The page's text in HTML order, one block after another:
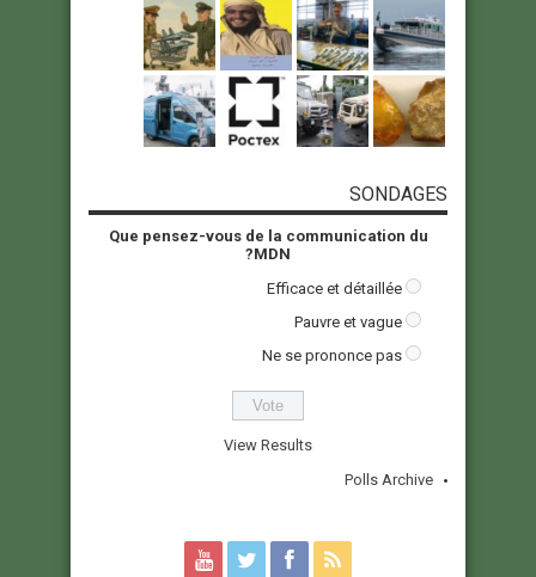
SONDAGES
Que pensez-vous de la communication du
MDN?
Efficace et détaillée
Pauvre et vague
Ne se prononce pas
View Results
Polls Archive